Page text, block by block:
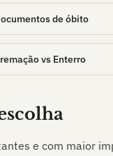
de óbito
vs Enterro
e com maior